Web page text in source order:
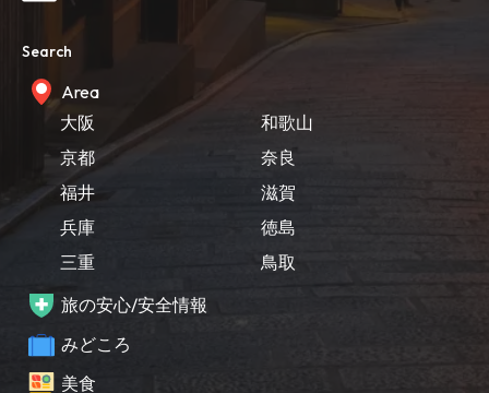
Search
Area
大阪
京都
福井
兵庫
三重
和歌山
奈良
滋賀
徳島
鳥取
旅の安心/安全情報
みどころ
美食